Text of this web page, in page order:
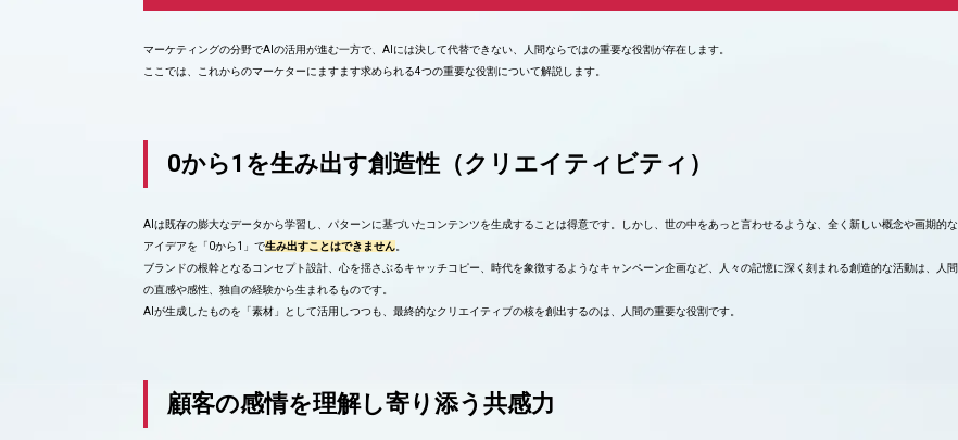
マーケティングの分野でAIの活用が進む一方で、AIには決して代替できない、人間ならではの重要な役割が存在します。
ここでは、これからのマーケターにますます求められる4つの重要な役割について解説します。
0から1を生み出す創造性（クリエイティビティ）
AIは既存の膨大なデータから学習し、パターンに基づいたコンテンツを生成することは得意です。しかし、世の中をあっと言わせるような、全く新しい概念や画期的な
アイデアを「0から1」で生み出すことはできません
ブランドの根幹となるコンセプト設計、心を揺さぶるキャッチコピー、時代を象徴するようなキャンペーン企画など、人々の記憶に深く刻まれる創造的な活動は、人間
の直感や感性、独自の経験から生まれるものです。
AIが生成したものを「素材」として活用しつつも、最終的なクリエイティブの核を創出するのは、人間の重要な役割です。
顧客の感情を理解し寄り添う共感力